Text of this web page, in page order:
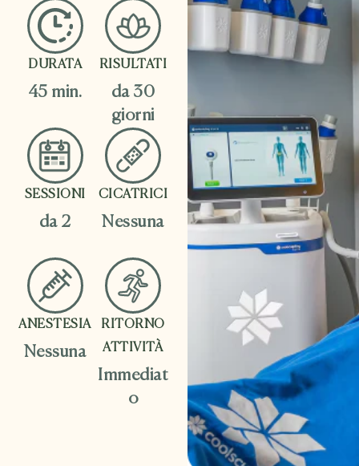
DURATA
45 min.
RISULTATI
da 30
giorni
SESSIONI
da 2
CICATRICI
Nessuna
ANESTESIA
Nessuna
RITORNO
ATTIVITÀ
Immediat
o